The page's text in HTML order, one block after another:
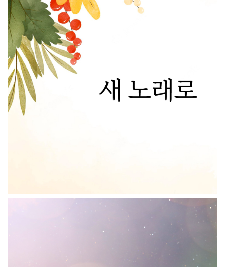
새 노래로